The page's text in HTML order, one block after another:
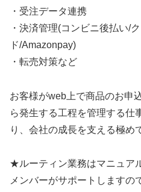
・受注データ連携
・決済管理(コンビニ後払い/
ド/Amazonpay)
・転売対策など
お客様がweb上で商品のお申
ら発生する工程を管理する仕
り、会社の成長を支える極め
★ルーティン業務はマニュア
メンバーがサポートしますの